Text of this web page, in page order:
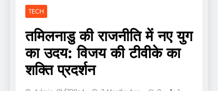
TECH
तमिलनाडु की राजनीति में नए युग
का उदय: विजय की टीवीके का
शक्ति प्रदर्शन